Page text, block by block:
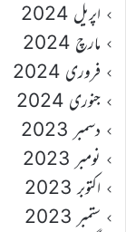
اپریل 2024
مارچ 2024
فروری 2024
جنوری 2024
دسمبر 2023
نومبر 2023
اکتوبر 2023
ستمبر 2023